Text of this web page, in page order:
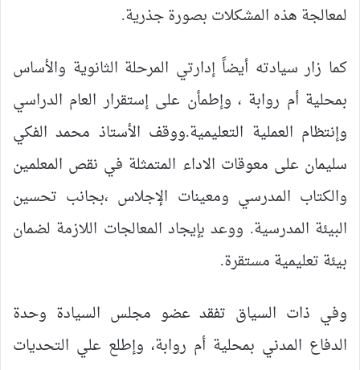
لمعالجة هذه المشكلات بصورة جذرية.
كما زار سيادته أيضاََ إدارتي المرحلة الثانوية والأساس
بمحلية أم روابة ، وإطمأن على إستقرار العام الدراسي
وإنتظام العملية التعليمية.ووقف الأستاذ محمد الفكي
سليمان على معوقات الاداء المتمثلة في نقص المعلمين
والكتاب المدرسي ومعينات الإجلاس ،بجانب تحسين
البيئة المدرسية. ووعد بإيجاد المعالجات اللازمة لضمان
بيئة تعليمية مستقرة.
وفي ذات السياق تفقد عضو مجلس السيادة وحدة
الدفاع المدني بمحلية أم روابة، وإطلع علي التحديات